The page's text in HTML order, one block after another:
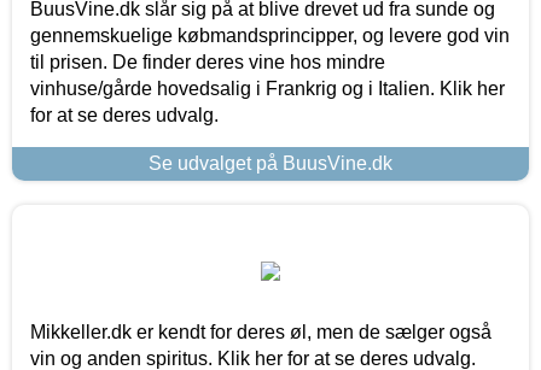
BuusVine.dk slår sig på at blive drevet ud fra sunde og
gennemskuelige købmandsprincipper, og levere god vin
til prisen. De finder deres vine hos mindre
vinhuse/gårde hovedsalig i Frankrig og i Italien. Klik her
for at se deres udvalg.
Se udvalget på BuusVine.dk
Mikkeller.dk er kendt for deres øl, men de sælger også
vin og anden spiritus. Klik her for at se deres udvalg.